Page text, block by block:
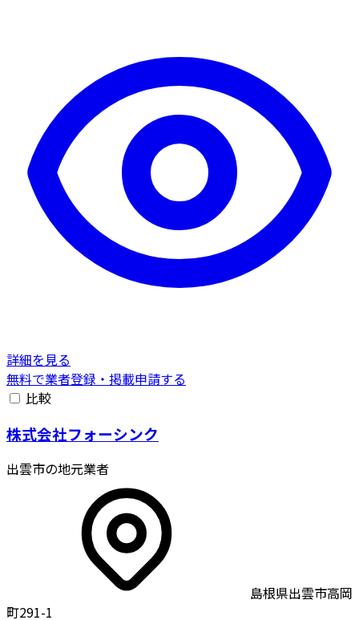
詳細を見る
無料で業者登録・掲載申請する
比較
株式会社フォーシンク
出雲市の地元業者
島根県出雲市高岡
町291-1